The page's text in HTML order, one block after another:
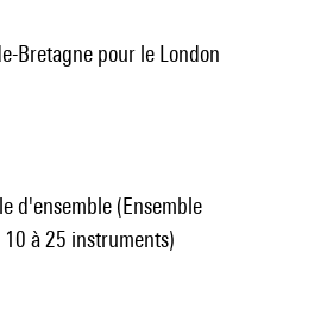
d'ensemble (Ensemble
à 25 instruments)